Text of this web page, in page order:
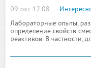
09 окт 12:08
Лабораторные опыты,
определение свойств
реактивов. В частности,
как 1-фенил-2-метил-2-